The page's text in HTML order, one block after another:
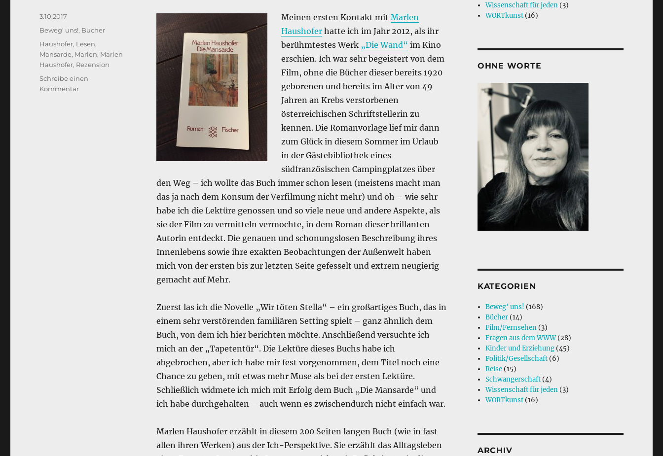
Meinen ersten Kontakt mit Marlen
Haushoferhatte ich im Jahr 2012, als ihr
berühmtestes Werk „Die Wand“ im Kino
erschien. Ich war sehr begeistert von dem
Film, ohne die Bücher dieser bereits 1920
geborenen und bereits im Alter von 49
Jahren an Krebs verstorbenen
österreichischen Schriftstellerin zu
kennen. Die Romanvorlage lief mir dann
zum Glück in diesem Sommer im Urlaub
in der Gästebibliothek eines
südfranzösischen Campingplatzes über
den Weg – ich wollte das Buch immer schon lesen (meistens macht man
das ja nach dem Konsum der Verfilmung nicht mehr) und oh – wie sehr
habe ich die Lektüre genossen und so viele neue und andere Aspekte, als
sie der Film zu vermitteln vermochte, in dem Roman dieser brillanten
Autorin entdeckt. Die genauen und schonungslosen Beschreibung ihres
Innenlebens sowie ihre exakten Beobachtungen der Außenwelt haben
mich von der ersten bis zur letzten Seite gefesselt und extrem neugierig
gemacht auf Mehr.
Zuerst las ich die Novelle „Wir töten Stella“ – ein großartiges Buch, das in
einem sehr verstörenden familiären Setting spielt – ganz ähnlich dem
Buch, von dem ich hier berichten möchte. Anschließend versuchte ich
mich an der „Tapetentür“. Die Lektüre dieses Buchs habe ich
abgebrochen, aber ich habe mir fest vorgenommen, dem Titel noch eine
Chance zu geben, mit etwas mehr Muse als bei der ersten Lektüre.
Schließlich widmete ich mich mit Erfolg dem Buch „Die Mansarde“ und
ich habe durchgehalten – auch wenn es zwischendurch nicht einfach war.
Marlen Haushofer erzählt in diesem 200 Seiten langen Buch (wie in fast
allen ihren Werken) aus der Ich-Perspektive. Sie erzählt das Alltagsleben
Veröffentlicht
3.10.2017
Kategorien
Beweg' uns!, Bücher
Schlagwörter
Haushofer, Lesen,
Mansarde, Marlen, Marlen
Haushofer, Rezension
Schreibe einen
Kommentarzu
Wissenschaft für jeden (3)
WORTkunst (16)
OHNE WORTE
KATEGORIEN
Beweg' uns! (168)
Bücher (14)
Film/Fernsehen (3)
Fragen aus dem WWW(28)
Kinder und Erziehung (45)
Politik/Gesellschaft (6)
Reise (15)
Schwangerschaft (4)
Wissenschaft für jeden (3)
WORTkunst (16)
ARCHIV